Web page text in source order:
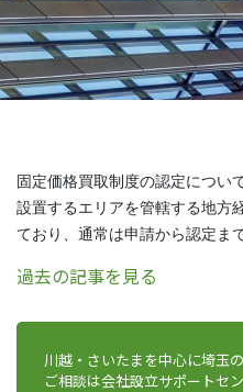
川越・さいたまを中心に埼玉
ご相談は会社設立サポートセ
固定価格買取制度の認定につい
設置するエリアを管轄する地方
ており、通常は申請から認定ま
過去の記事を見る